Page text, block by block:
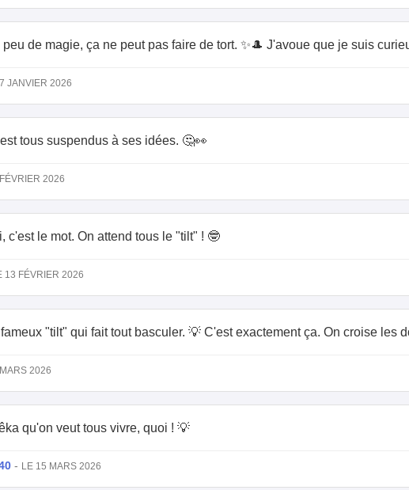
de magie, ça ne peut pas faire de tort. ✨🎩 J'avoue que je suis
JANVIER 2026
tous suspendus à ses idées. 🤔👀
2026
c'est le mot. On attend tous le "tilt" ! 🤓
13 FÉVRIER 2026
"tilt" qui fait tout basculer. 💡 C'est exactement ça. On croise les
2026
qu'on veut tous vivre, quoi ! 💡
- LE 15 MARS 2026